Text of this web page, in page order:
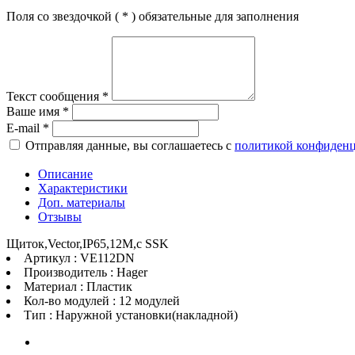
Поля со звездочкой ( * ) обязательные для заполнения
Текст сообщения *
Ваше имя *
E-mail *
Отправляя данные, вы соглашаетесь с политикой
Описание
Характеристики
Доп. материалы
Отзывы
Щиток,Vector,IP65,12M,c SSK
Артикул : VE112DN
Производитель : Hager
Материал : Пластик
Кол-во модулей : 12 модулей
Тип : Наружной установки(накладной)